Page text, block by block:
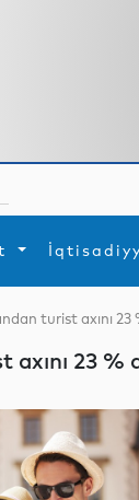
siyasət
turist axını 23
23 %